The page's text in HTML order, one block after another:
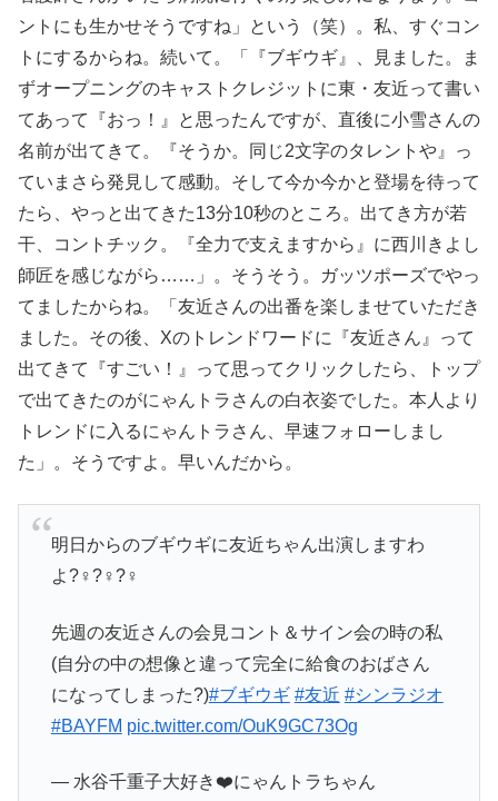
ントにも生かせそうですね」という（笑）。私、すぐコン
トにするからね。続いて。「『ブギウギ』、見ました。ま
ずオープニングのキャストクレジットに東・友近って書い
てあって『おっ！』と思ったんですが、直後に小雪さんの
名前が出てきて。『そうか。同じ2文字のタレントや』っ
ていまさら発見して感動。そして今か今かと登場を待って
たら、やっと出てきた13分10秒のところ。出てき方が若
干、コントチック。『全力で支えますから』に西川きよし
師匠を感じながら……」。そうそう。ガッツポーズでやっ
てましたからね。「友近さんの出番を楽しませていただき
ました。その後、Xのトレンドワードに『友近さん』って
出てきて『すごい！』って思ってクリックしたら、トップ
で出てきたのがにゃんトラさんの白衣姿でした。本人より
トレンドに入るにゃんトラさん、早速フォローしまし
た」。そうですよ。早いんだから。
明日からのブギウギに友近ちゃん出演しますわ
よ?‍♀️?‍♀️?‍♀️
先週の友近さんの会見コント＆サイン会の時の私
(自分の中の想像と違って完全に給食のおばさん
になってしまった?)#ブギウギ #友近 #シンラジオ
#BAYFM pic.twitter.com/OuK9GC73Og
— 水谷千重子大好き❤️にゃんトラちゃん